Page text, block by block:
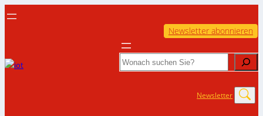
Newsletter abonnieren
Search
Newsletter